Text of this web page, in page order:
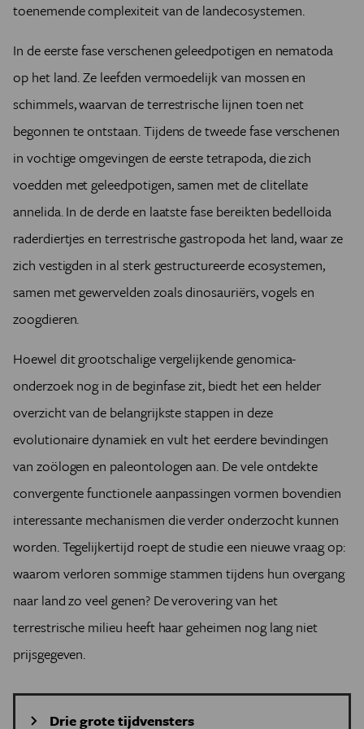
toenemende complexiteit van de landecosystemen.
In de eerste fase verschenen geleedpotigen en nematoda
op het land. Ze leefden vermoedelijk van mossen en
schimmels, waarvan de terrestrische lijnen toen net
begonnen te ontstaan. Tijdens de tweede fase verschenen
in vochtige omgevingen de eerste tetrapoda, die zich
voedden met geleedpotigen, samen met de clitellate
annelida. In de derde en laatste fase bereikten bedelloida
raderdiertjes en terrestrische gastropoda het land, waar ze
zich vestigden in al sterk gestructureerde ecosystemen,
samen met gewervelden zoals dinosauriërs, vogels en
zoogdieren.
Hoewel dit grootschalige vergelijkende genomica-
onderzoek nog in de beginfase zit, biedt het een helder
overzicht van de belangrijkste stappen in deze
evolutionaire dynamiek en vult het eerdere bevindingen
van zoölogen en paleontologen aan. De vele ontdekte
convergente functionele aanpassingen vormen bovendien
interessante mechanismen die verder onderzocht kunnen
worden. Tegelijkertijd roept de studie een nieuwe vraag op:
waarom verloren sommige stammen tijdens hun overgang
naar land zo veel genen? De verovering van het
terrestrische milieu heeft haar geheimen nog lang niet
prijsgegeven.
Drie grote tijdvensters